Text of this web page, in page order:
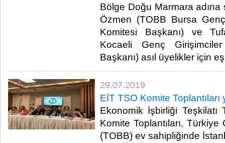
Bölge Doğu Marmara adına
Özmen (TOBB Bursa
Komitesi Başkanı) ve
Kocaeli Genç
Başkanı) asıl üyelikler için
29.07.2019
EİT TSO Komite Toplantıları
Ekonomik İşbirliği Teşkilatı
Komite Toplantıları,
(TOBB) ev sahipliğinde